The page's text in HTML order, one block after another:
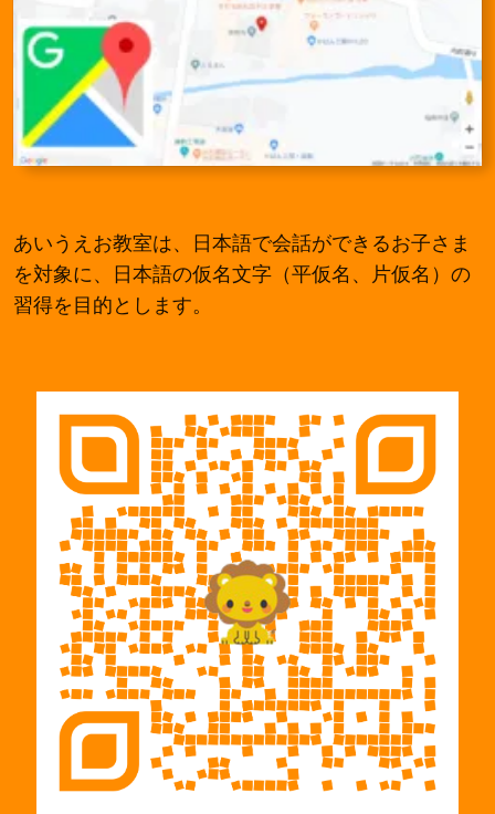
あいうえお教室は、日本語で会話ができるお子さま
を対象に、日本語の仮名文字（平仮名、片仮名）の
習得を目的とします。